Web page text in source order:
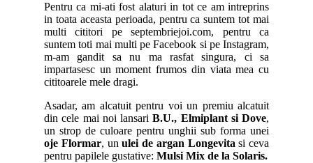
Pentru ca mi-ati fost alaturi in tot ce am intreprins
in toata aceasta perioada, pentru ca suntem tot mai
multi cititori pe septembriejoi.com, pentru ca
suntem toti mai multi pe Facebook si pe Instagram,
m-am gandit sa nu ma rasfat singura, ci sa
impartasesc un moment frumos din viata mea cu
cititoarele mele dragi.
Asadar, am alcatuit pentru voi un premiu alcatuit
din cele mai noi lansariB.U., Elmiplant si Dove,
un strop de culoare pentru unghii sub forma unei
oje Flormar, unulei de argan Longevitasi ceva
pentru papilele gustative: Mulsi Mix de la Solaris.